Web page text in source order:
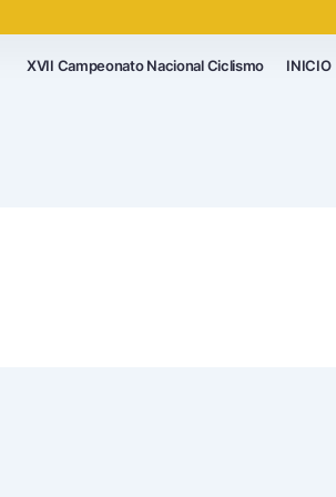
XVII Campeonato Nacional Ciclismo INICIO